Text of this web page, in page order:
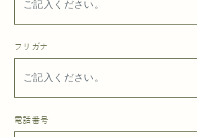
フリガナ
電話番号